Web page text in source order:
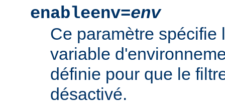
enableenv=env
Ce paramètre spécifie
variable
définie pour que le
désactivé.